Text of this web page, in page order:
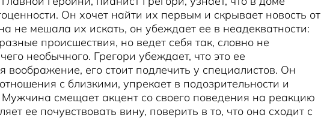
Он хочет найти их первым и скрывает новость от
не мешала их искать, он убеждает ее в неадекватности:
происшествия, но ведет себя так, словно не
необычного. Грегори убеждает, что это ее
воображение, его стоит подлечить у специалистов. Он
с близкими, упрекает в подозрительности и
Мужчина смещает акцент со своего поведения на реакцию
ее почувствовать вину, поверить в то, что она сходит с